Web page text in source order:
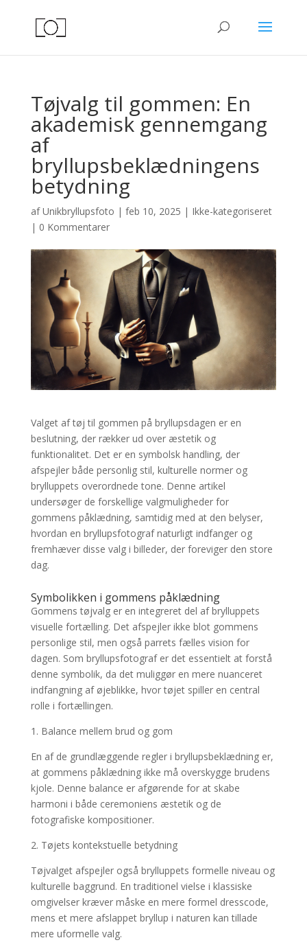
Tøjvalg til gommen: En
akademisk gennemgang
af
bryllupsbeklædningens
betydning
afUnikbryllupsfoto | feb 10, 2025 | Ikke-kategoriseret
| 0 Kommentarer
Valget af tøj til gommen på bryllupsdagen er en
beslutning, der rækker ud over æstetik og
funktionalitet. Det er en symbolsk handling, der
afspejler både personlig stil, kulturelle normer og
brylluppets overordnede tone. Denne artikel
undersøger de forskellige valgmuligheder for
gommens påklædning, samtidig med at den belyser,
hvordan en bryllupsfotograf naturligt indfanger og
fremhæver disse valg i billeder, der foreviger den store
dag.
Symbolikken i gommens påklædning
Gommens tøjvalg er en integreret del af brylluppets
visuelle fortælling. Det afspejler ikke blot gommens
personlige stil, men også parrets fælles vision for
dagen. Som bryllupsfotograf er det essentielt at forstå
denne symbolik, da det muliggør en mere nuanceret
indfangning af øjeblikke, hvor tøjet spiller en central
rolle i fortællingen.
1. Balance mellem brud og gom
En af de grundlæggende regler i bryllupsbeklædning er,
at gommens påklædning ikke må overskygge brudens
kjole. Denne balance er afgørende for at skabe
harmoni i både ceremoniens æstetik og de
fotografiske kompositioner.
2. Tøjets kontekstuelle betydning
Tøjvalget afspejler også brylluppets formelle niveau og
kulturelle baggrund. En traditionel vielse i klassiske
omgivelser kræver måske en mere formel dresscode,
mens et mere afslappet bryllup i naturen kan tillade
mere uformelle valg.